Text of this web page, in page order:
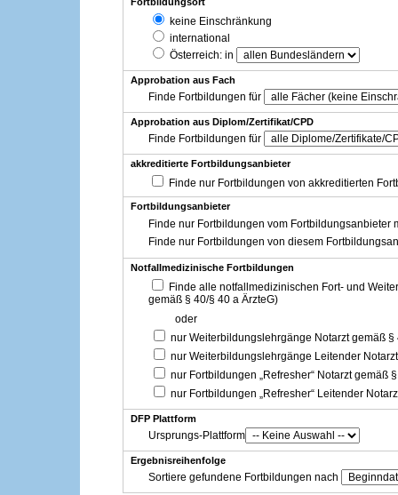
keine Einschränkung
international
Österreich: in
Approbation aus Fach
Finde Fortbildungen für
Approbation aus Diplom/Zertifikat/CPD
Finde Fortbildungen für
akkreditierte Fortbildungsanbieter
Finde nur Fortbildungen von akkreditierten
Fortbildungsanbieter
Finde nur Fortbildungen vom Fortbildungsanbieter
Finde nur Fortbildungen von diesem
Notfallmedizinische Fortbildungen
Finde alle notfallmedizinischen Fort- und
gemäß § 40/§ 40 a ÄrzteG)
oder
nur Weiterbildungslehrgänge Notarzt gemäß §
nur Weiterbildungslehrgänge Leitender
nur Fortbildungen „Refresher“ Notarzt gemäß
nur Fortbildungen „Refresher“ Leitender
DFP Plattform
Ursprungs-Plattform
Ergebnisreihenfolge
Sortiere gefundene Fortbildungen nach